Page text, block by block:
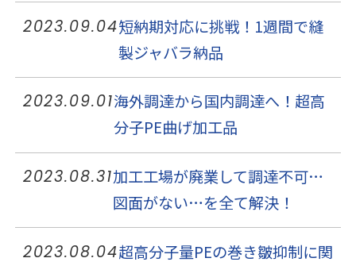
2023.09.04短納期対応に挑戦！1週間で縫
製ジャバラ納品
2023.09.01海外調達から国内調達へ！超高
分子PE曲げ加工品
2023.08.31加工工場が廃業して調達不可…
図面がない…を全て解決！
2023.08.04超高分子量PEの巻き皺抑制に関